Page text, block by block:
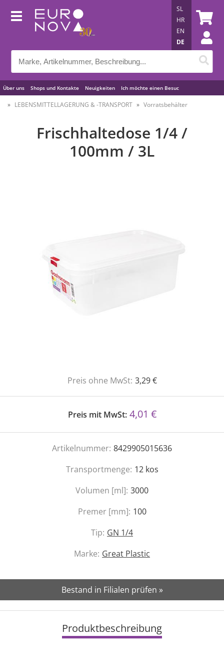
Über uns Shops und Kontakte Neuigkeiten Ich möchte einen Besuc
Nützliche Tipps
SL
HR
EN
DE
LEBENSMITTELLAGERUNG & -TRANSPORT Vorratsbehälter
Frischhaltedose 1/4 /
100mm / 3L
Preis ohne MwSt: 3,29 €
Preis mit MwSt: 4,01 €
Artikelnummer: 8429905015636
Transportmenge: 12 kos
Volumen [ml]: 3000
Premer [mm]: 100
Tip: GN 1/4
Marke: Great Plastic
Bestand in Filialen prüfen »
Produktbeschreibung